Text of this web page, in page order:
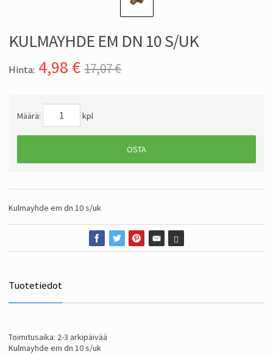
KULMAYHDE EM DN 10 S/UK
Hinta: 4,98 € 17,07 €
Määrä: kpl
OSTA
Kulmayhde em dn 10 s/uk
Tuotetiedot
Toimitusaika: 2-3 arkipäivää
Kulmayhde em dn 10 s/uk